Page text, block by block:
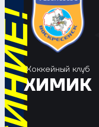
Хоккейный клуб
ХИМИК